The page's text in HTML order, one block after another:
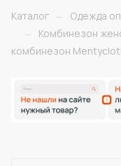
Каталог — Одежда
—
Комбинезон
комбинезон